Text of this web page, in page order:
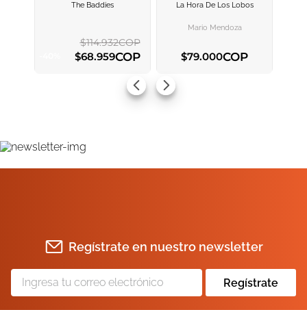
The Baddies
$114.932COP
$68.959COP
La Hora De Los Lobos
Mario Mendoza
$79.000COP
Regístrate en nuestro newsletter
Regístrate